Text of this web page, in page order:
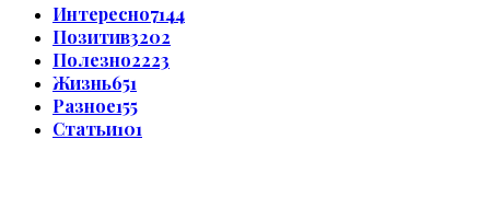
Интересно7144
Позитив3202
Полезно2223
Жизнь651
Разное155
Статьи101